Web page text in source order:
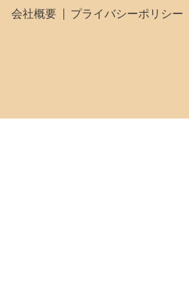
会社概要 プライバシーポリシー